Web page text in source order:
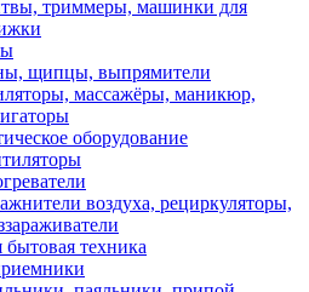
триммеры, машинки для
щипцы, выпрямители
массажёры, маникюр,
оборудование
воздуха, рециркуляторы,
техника